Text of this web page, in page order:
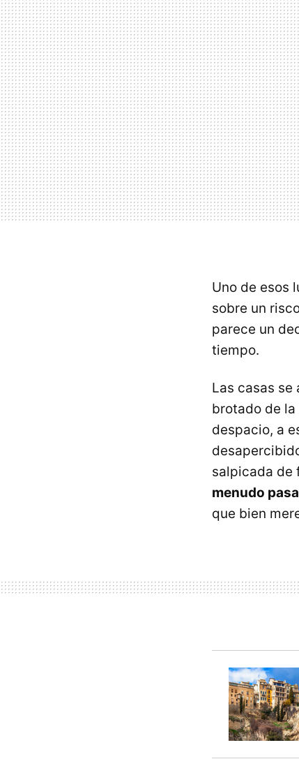
Uno de esos
sobre un
parece un
tiempo.
Las casas se
brotado de
despacio, a
salpicada de
menudo
que bien